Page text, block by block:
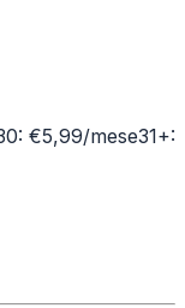
€5,99/mese31+: